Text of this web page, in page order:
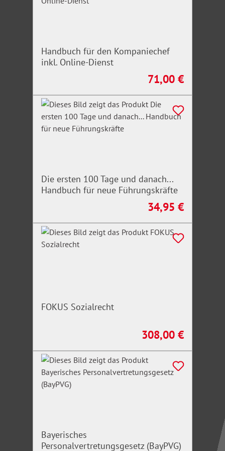
Handbuch für den Kompaniechef
inkl. Online-Dienst
Regulärer Preis:
71,00 €
Die ersten 100 Tage und danach...
Handbuch für neue Führungskräfte
Regulärer Preis:
34,95 €
FOKUS Sozialrecht
Regulärer Preis:
308,00 €
Bayerisches
Personalvertretungsgesetz (BayPVG)